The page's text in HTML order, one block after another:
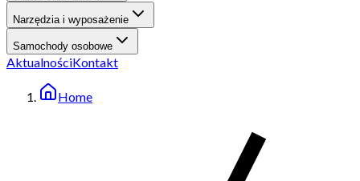
Narzędzia i wyposażenie
Samochody osobowe
AktualnościKontakt
Home